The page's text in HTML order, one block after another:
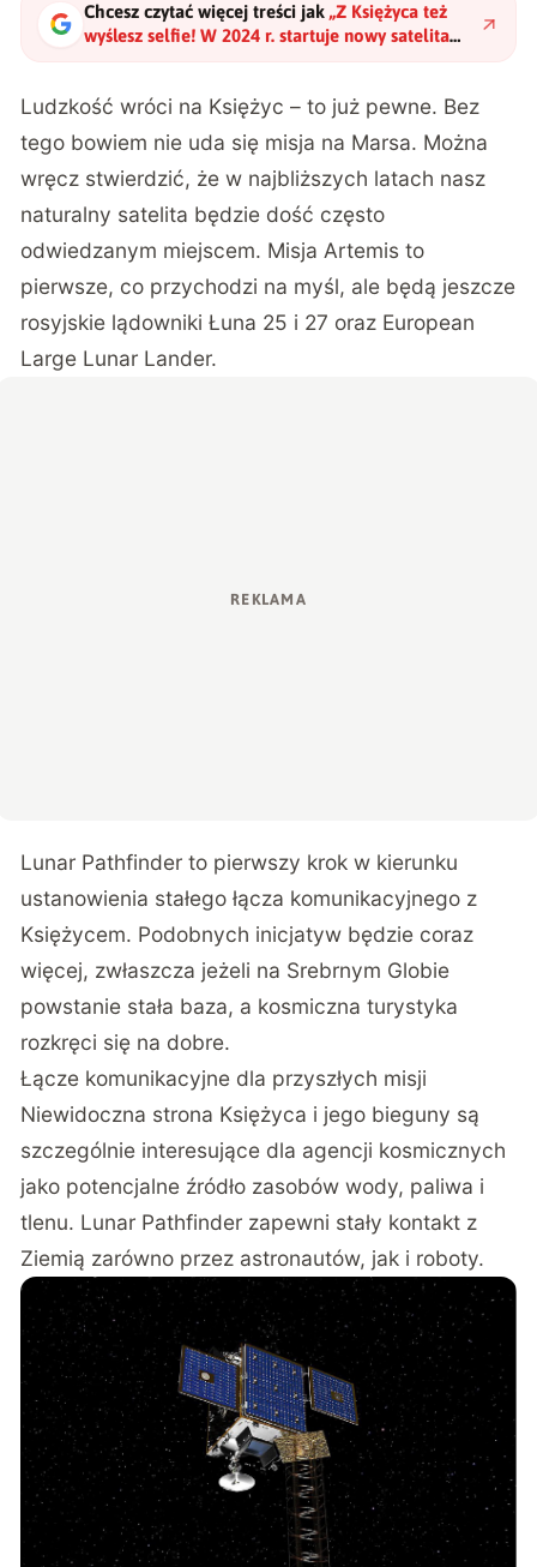
Chcesz czytać więcej treści jak „Z Księżyca też
wyślesz selfie! W 2024 r. startuje nowy satelita
komunikacyjny"?
Ludzkość wróci na Księżyc – to już pewne. Bez
tego bowiem nie uda się misja na Marsa. Można
wręcz stwierdzić, że w najbliższych latach nasz
naturalny satelita będzie dość często
odwiedzanym miejscem. Misja Artemis to
pierwsze, co przychodzi na myśl, ale będą jeszcze
rosyjskie lądowniki Łuna 25 i 27 oraz European
Large Lunar Lander.
Lunar Pathfinder to pierwszy krok w kierunku
ustanowienia stałego łącza komunikacyjnego z
Księżycem. Podobnych inicjatyw będzie coraz
więcej, zwłaszcza jeżeli na Srebrnym Globie
powstanie stała baza, a kosmiczna turystyka
rozkręci się na dobre.
Łącze komunikacyjne dla przyszłych misji
Niewidoczna strona Księżyca i jego bieguny są
szczególnie interesujące dla agencji kosmicznych
jako potencjalne źródło zasobów wody, paliwa i
tlenu. Lunar Pathfinder zapewni stały kontakt z
Ziemią zarówno przez astronautów, jak i roboty.